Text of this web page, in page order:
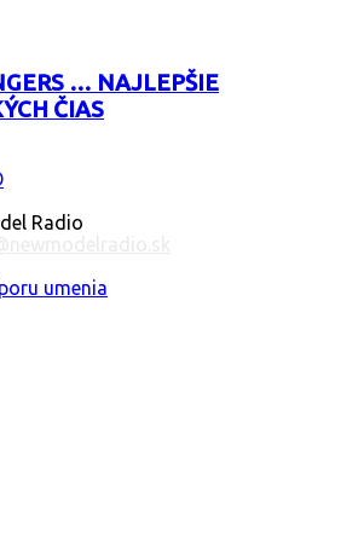
… NAJLEPŠIE
ČIAS
Radio
umenia